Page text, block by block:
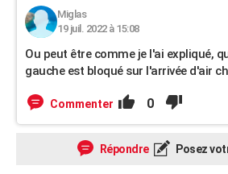
Miglas
19 juil. 2022 à 15:08
Ou peut être comme je l'ai expliqué,
gauche est bloqué sur l'arrivée d'air
Commenter 0
Répondre Posez